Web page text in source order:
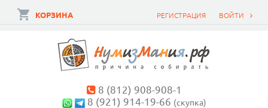
ВОЙТИ
РЕГИСТРАЦИЯ
КОРЗИНА
8 (812) 908-908-1
8 (921) 914-19-66 (скупка)